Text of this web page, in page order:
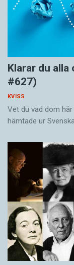
Klarar du
#627)
KVISS
Vet du vad dom
hämtade ur